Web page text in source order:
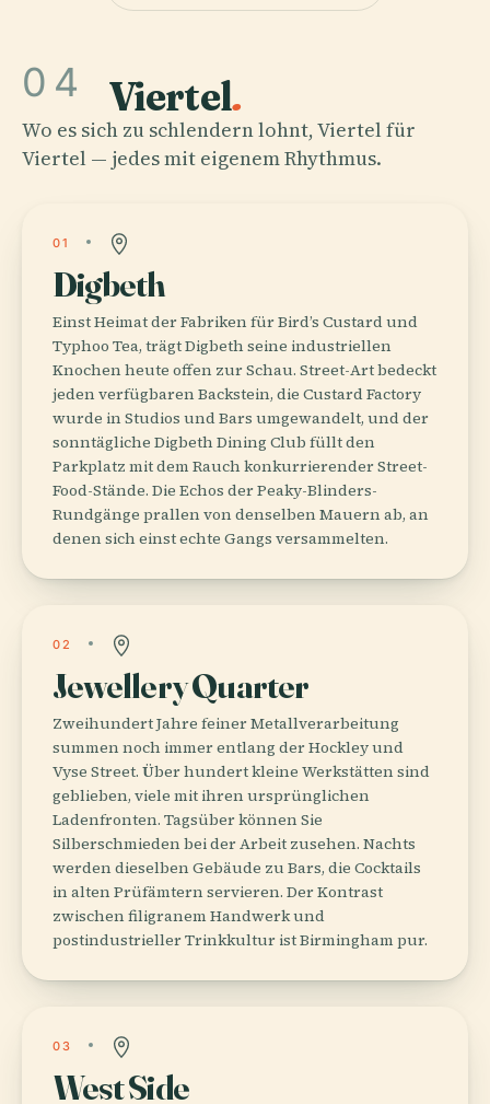
04 Viertel.
Wo es sich zu schlendern lohnt, Viertel für
Viertel — jedes mit eigenem Rhythmus.
01
Digbeth
Einst Heimat der Fabriken für Bird’s Custard und
Typhoo Tea, trägt Digbeth seine industriellen
Knochen heute offen zur Schau. Street-Art bedeckt
jeden verfügbaren Backstein, die Custard Factory
wurde in Studios und Bars umgewandelt, und der
sonntägliche Digbeth Dining Club füllt den
Parkplatz mit dem Rauch konkurrierender Street-
Food-Stände. Die Echos der Peaky-Blinders-
Rundgänge prallen von denselben Mauern ab, an
denen sich einst echte Gangs versammelten.
02
Jewellery Quarter
Zweihundert Jahre feiner Metallverarbeitung
summen noch immer entlang der Hockley und
Vyse Street. Über hundert kleine Werkstätten sind
geblieben, viele mit ihren ursprünglichen
Ladenfronten. Tagsüber können Sie
Silberschmieden bei der Arbeit zusehen. Nachts
werden dieselben Gebäude zu Bars, die Cocktails
in alten Prüfämtern servieren. Der Kontrast
zwischen filigranem Handwerk und
postindustrieller Trinkkultur ist Birmingham pur.
03
West Side